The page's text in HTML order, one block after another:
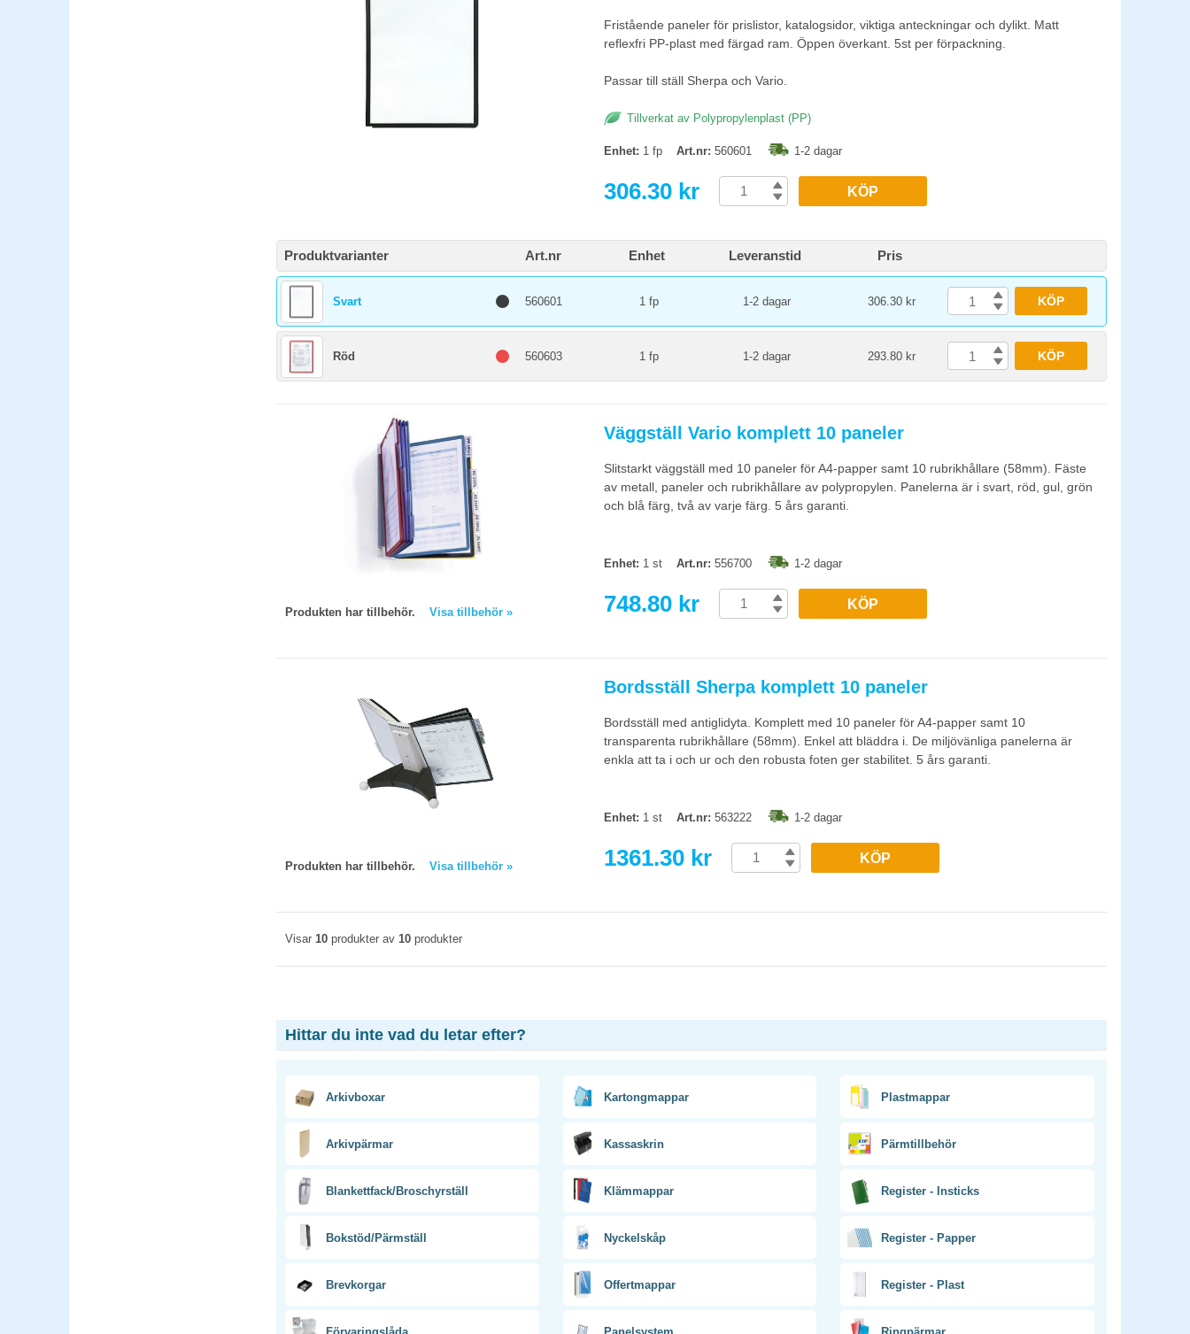
Fristående paneler för prislistor, katalogsidor, viktiga anteckningar och dylikt. Matt
reflexfri PP-plast med färgad ram. Öppen överkant. 5st per förpackning.
Passar till ställ Sherpa och Vario.
Tillverkat av Polypropylenplast (PP)
Enhet: 1 fp Art.nr: 560601 1-2 dagar
306.30 kr KÖP
Produktvarianter Art.nr Enhet Leveranstid Pris
Svart 560601 1 fp 1-2 dagar 306.30 kr KÖP
Röd 560603 1 fp 1-2 dagar 293.80 kr KÖP
Produkten har tillbehör. Visa tillbehör »
Väggställ Vario komplett 10 paneler
Slitstarkt väggställ med 10 paneler för A4-papper samt 10 rubrikhållare (58mm). Fäste
av metall, paneler och rubrikhållare av polypropylen. Panelerna är i svart, röd, gul, grön
och blå färg, två av varje färg. 5 års garanti.
Enhet: 1 st Art.nr: 556700 1-2 dagar
748.80 kr KÖP
Produkten har tillbehör. Visa tillbehör »
Bordsställ Sherpa komplett 10 paneler
Bordsställ med antiglidyta. Komplett med 10 paneler för A4-papper samt 10
transparenta rubrikhållare (58mm). Enkel att bläddra i. De miljövänliga panelerna är
enkla att ta i och ur och den robusta foten ger stabilitet. 5 års garanti.
Enhet: 1 st Art.nr: 563222 1-2 dagar
1361.30 kr KÖP
Visar 10 produkter av 10 produkter
Hittar du inte vad du letar efter?
Arkivboxar
Arkivpärmar
Blankettfack/Broschyrställ
Bokstöd/Pärmställ
Brevkorgar
Förvaringslåda
Kartongmappar
Kassaskrin
Klämmappar
Nyckelskåp
Offertmappar
Panelsystem
Plastmappar
Pärmtillbehör
Register - Insticks
Register - Papper
Register - Plast
Ringpärmar